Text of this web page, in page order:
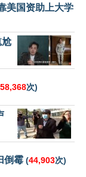
美国资助上大学
尬
58,368次)
倒霉 (44,903次)